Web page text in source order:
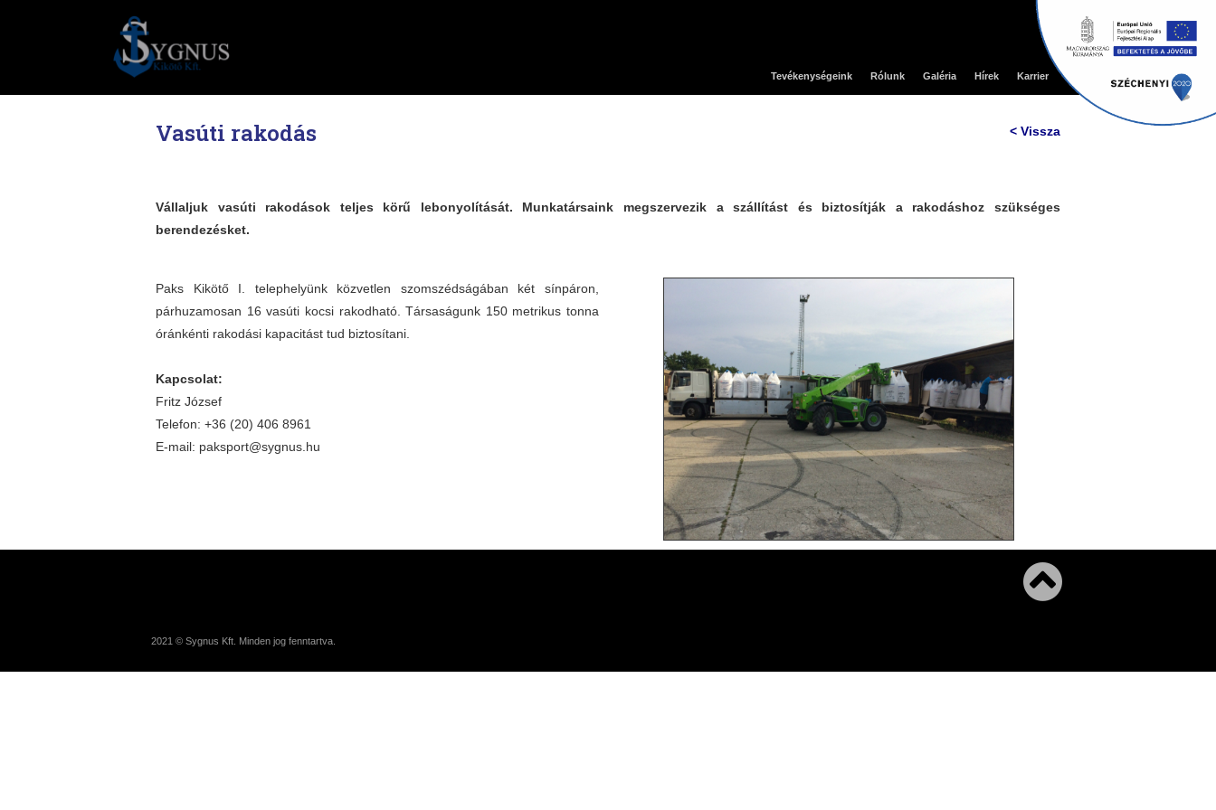
Tevékenységeink Rólunk Galéria Hírek Karrier Kapcsolat
Vasúti rakodás < Vissza
Vállaljuk vasúti rakodások teljes körű lebonyolítását. Munkatársaink megszervezik a szállítást és biztosítják a rakodáshoz szükséges
berendezésket.
Paks Kikötő I. telephelyünk közvetlen szomszédságában két sínpáron,
párhuzamosan 16 vasúti kocsi rakodható. Társaságunk 150 metrikus tonna
óránkénti rakodási kapacitást tud biztosítani.
Kapcsolat:
Fritz József
Telefon: +36 (20) 406 8961
E-mail: paksport@sygnus.hu
2021 © Sygnus Kft. Minden jog fenntartva.